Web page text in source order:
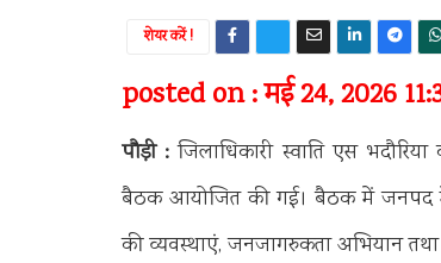
शेयर करें !
posted on : मई 24, 2026
पौड़ी : जिलाधिकारी स्वाति एस
बैठक आयोजित की गई। बैठक में जनपद में
की व्यवस्थाएं, जनजागरुकता अभियान तथा